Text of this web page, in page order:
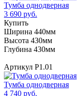
Тумба однодверная
3 690 руб.
Купить
Ширина 440мм
Высота 430мм
Глубина 430мм
Артикул Р1.01
Тумба однодверная
4 740 руб.